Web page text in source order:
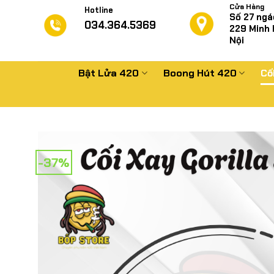
Hotline
034.364.5369
Cửa Hàng
Số 27
229 Minh
Nội
Bật Lửa 420 Boong Hút 420
-37%